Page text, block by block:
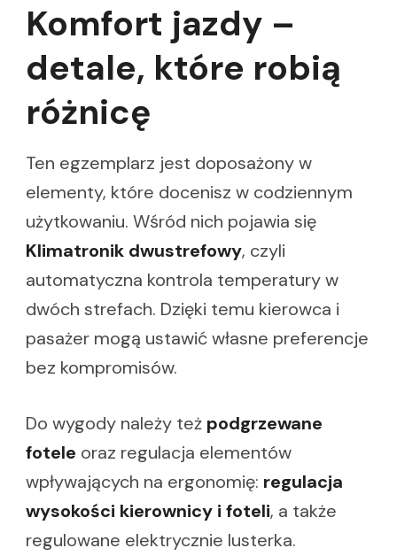
Komfort jazdy –
detale, które robią
różnicę
Ten egzemplarz jest doposażony w
elementy, które docenisz w codziennym
użytkowaniu. Wśród nich pojawia się
Klimatronik dwustrefowy, czyli
automatyczna kontrola temperatury w
dwóch strefach. Dzięki temu kierowca i
pasażer mogą ustawić własne preferencje
bez kompromisów.
Do wygody należy też podgrzewane
fotele oraz regulacja elementów
wpływających na ergonomię: regulacja
wysokości kierownicy i foteli, a także
regulowane elektrycznie lusterka.